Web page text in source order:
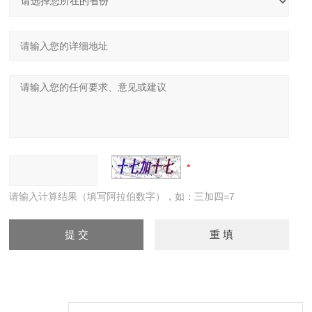
请输入计算结果（填写阿拉伯数字），如：三加四=7